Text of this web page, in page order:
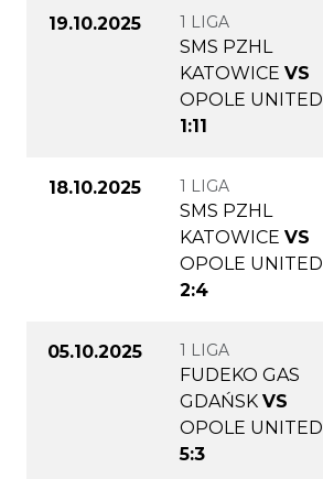
19.10.2025 1 LIGA
SMS PZHL
KATOWICE VS
OPOLE UNITED
1:11
18.10.2025 1 LIGA
SMS PZHL
KATOWICE VS
OPOLE UNITED
2:4
05.10.2025 1 LIGA
FUDEKO GAS
GDAŃSK VS
OPOLE UNITED
5:3